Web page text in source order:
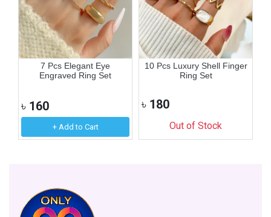
7 Pcs Elegant Eye
Engraved Ring Set
৳ 160
+ Add to Cart
10 Pcs Luxury Shell Finger
Ring Set
৳ 180
Out of Stock